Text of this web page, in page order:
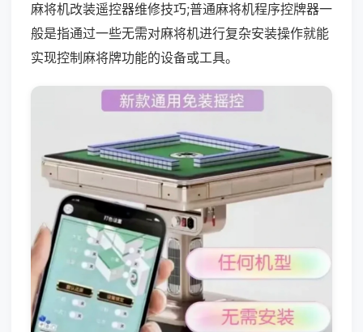
麻将机改装遥控器维修技巧;普通麻将机程序控牌器一
般是指通过一些无需对麻将机进行复杂安装操作就能
实现控制麻将牌功能的设备或工具。